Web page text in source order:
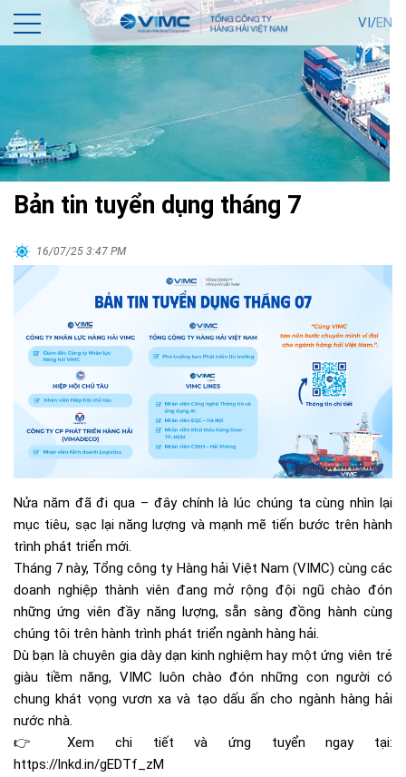
VI/EN
Bản tin tuyển dụng tháng 7
16/07/25 3:47 PM
Nửa năm đã đi qua – đây chính là lúc chúng ta cùng nhìn lại
mục tiêu, sạc lại năng lượng và mạnh mẽ tiến bước trên hành
trình phát triển mới.
Tháng 7 này, Tổng công ty Hàng hải Việt Nam (VIMC) cùng các
doanh nghiệp thành viên đang mở rộng đội ngũ chào đón
những ứng viên đầy năng lượng, sẵn sàng đồng hành cùng
chúng tôi trên hành trình phát triển ngành hàng hải.
Dù bạn là chuyên gia dày dạn kinh nghiệm hay một ứng viên trẻ
giàu tiềm năng, VIMC luôn chào đón những con người có
chung khát vọng vươn xa và tạo dấu ấn cho ngành hàng hải
nước nhà.
👉 Xem chi tiết và ứng tuyển ngay tại:
https://lnkd.in/gEDTf_zM